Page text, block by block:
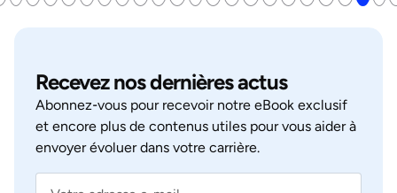
Recevez nos dernières actus
Abonnez‑vous pour recevoir notre eBook exclusif
et encore plus de contenus utiles pour vous aider à
envoyer évoluer dans votre carrière.